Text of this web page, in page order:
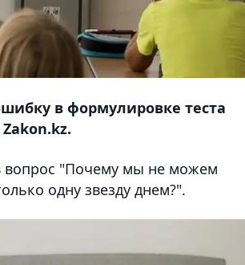
в формулировке теста
вопрос "Почему мы не можем
одну звезду днем?".